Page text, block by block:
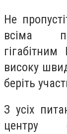
Не
всіма
високу
беріть
З усіх
центру